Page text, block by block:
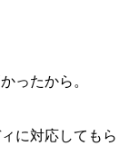
ったから。
に対応してもら